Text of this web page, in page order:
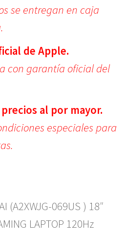
se entregan en caja
de Apple.
con garantía oficial del
al por mayor.
especiales para
(A2XWJG-069US ) 18″
LAPTOP 120Hz